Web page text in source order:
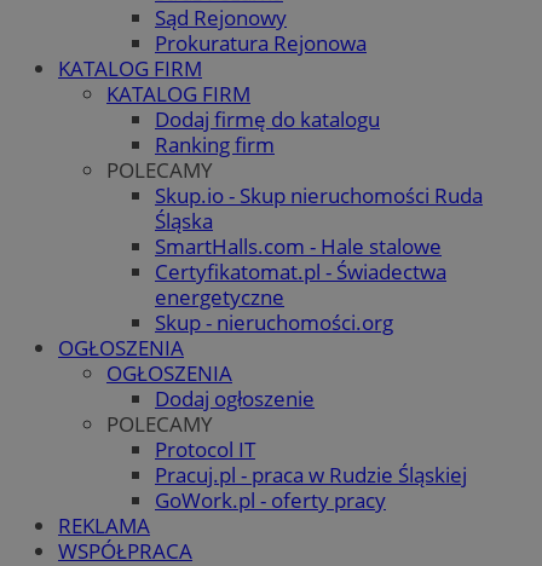
Sąd Rejonowy
Prokuratura Rejonowa
KATALOG FIRM
KATALOG FIRM
Dodaj firmę do katalogu
Ranking firm
POLECAMY
Skup.io - Skup nieruchomości Ruda
Śląska
SmartHalls.com - Hale stalowe
Certyfikatomat.pl - Świadectwa
energetyczne
Skup - nieruchomości.org
OGŁOSZENIA
OGŁOSZENIA
Dodaj ogłoszenie
POLECAMY
Protocol IT
Pracuj.pl - praca w Rudzie Śląskiej
GoWork.pl - oferty pracy
REKLAMA
WSPÓŁPRACA